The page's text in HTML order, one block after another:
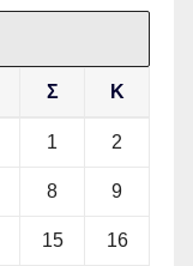
Σ Κ
1 2
8 9
15 16